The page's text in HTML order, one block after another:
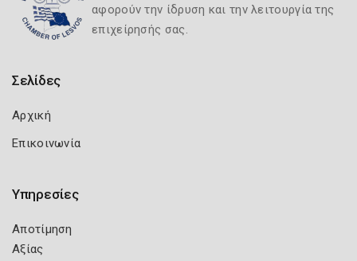
αφορούν την ίδρυση και την λειτουργία της
επιχείρησής σας.
Σελίδες
Αρχική
Επικοινωνία
Υπηρεσίες
Αποτίμηση
Αξίας